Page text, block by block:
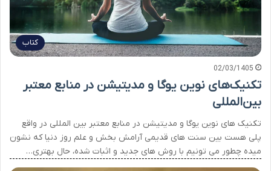
کتاب
02/03/1405
تکنیک‌های نوین یوگا و مدیتیشن در منابع معتبر
بین‌المللی
تکنیک های نوین یوگا و مدیتیشن در منابع معتبر بین المللی در واقع
پلی هست بین سنت های قدیمی آرامش بخش و علم روز دنیا که نشون
میده چطور می تونیم با روش های جدید و اثبات شده، حال بهتری…